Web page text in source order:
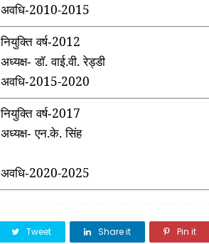
अवधि-2010-2015
नियुक्ति वर्ष-2012
अध्यक्ष- डॉ. वाई.वी. रेड्डी
अवधि-2015-2020
नियुक्ति वर्ष-2017
अध्यक्ष- एन.के. सिंह
अवधि-2020-2025
Tweet Share it Pin it